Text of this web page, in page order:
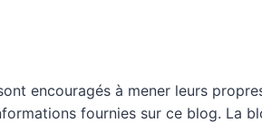
encouragés à mener leurs
fournies sur ce blog. La